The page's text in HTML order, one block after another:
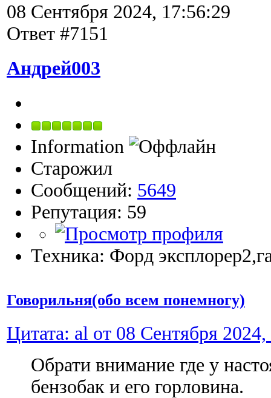
08 Сентября 2024, 17:56:29
Ответ #7151
Андрей003
Information
Старожил
Сообщений: 5649
Репутация: 59
Техника: Форд
Говорильня(обо всем понемногу)
Цитата: al от 08 Сентября
Обрати внимание где у
бензобак и его горловина.